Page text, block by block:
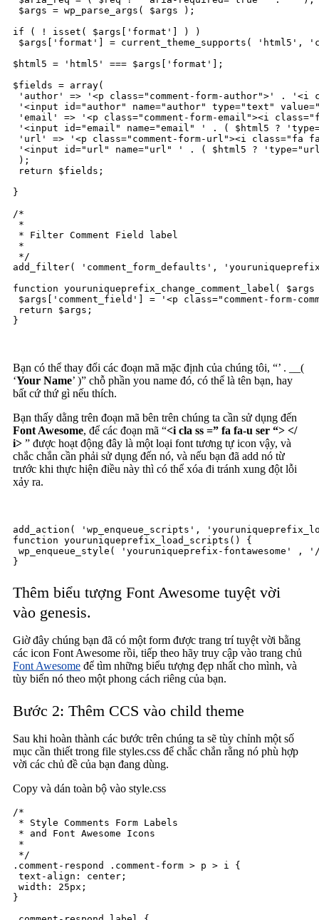
$args = wp_parse_args( $args );
if ( ! isset( $args['format'] ) )
$args['format'] = current_theme_supports( 'html5',
$html5 = 'html5' === $args['format'];
$fields = array(
'author' => '<p class="comment-form-author">' .
'<input id="author" name="author" type="text"
'email' => '<p class="comment-form-email"><i
'<input id="email" name="email" ' . ( $html5 ?
'url' => '<p class="comment-form-url"><i
'<input id="url" name="url" ' . ( $html5 ?
);
return $fields;
}
/*
*
* Filter Comment Field label
*
*/
add_filter( 'comment_form_defaults',
function youruniqueprefix_change_comment_label(
$args['comment_field'] = '<p class="comment-form-
return $args;
}
Bạn có thể thay đổi các đoạn mã mặc định của chúng tôi, “’ . __(
‘Your Name’ )” chỗ phần you name đó, có thể là tên bạn, hay
bất cứ thứ gì nếu thích.
Bạn thấy dằng trên đoạn mã bên trên chúng ta cần sử dụng đến
Font Awesome, để các đoạn mã “<i cla ss =” fa fa-u ser “> </
i> ” được hoạt động đây là một loại font tương tự icon vậy, và
chắc chắn cần phải sử dụng đến nó, và nếu bạn đã add nó từ
trước khi thực hiện điều này thì có thể xóa đi tránh xung đột lỗi
xảy ra.
add_action( 'wp_enqueue_scripts',
function youruniqueprefix_load_scripts() {
wp_enqueue_style( 'youruniqueprefix-fontawesome' ,
}
Thêm biểu tượng Font Awesome tuyệt vời
vào genesis.
Giờ đây chúng bạn đã có một form được trang trí tuyệt vời bằng
các icon Font Awesome rồi, tiếp theo hãy truy cập vào trang chủ
Font Awesome để tìm những biểu tượng đẹp nhất cho mình, và
tùy biến nó theo một phong cách riêng của bạn.
Bước 2: Thêm CCS vào child theme
Sau khi hoàn thành các bước trên chúng ta sẽ tùy chỉnh một số
mục cần thiết trong file styles.css để chắc chắn rằng nó phù hợp
vời các chủ đề của bạn đang dùng.
Copy và dán toàn bộ vào style.css
/*
* Style Comments Form Labels
* and Font Awesome Icons
*
*/
.comment-respond .comment-form > p > i {
text-align: center;
width: 25px;
}